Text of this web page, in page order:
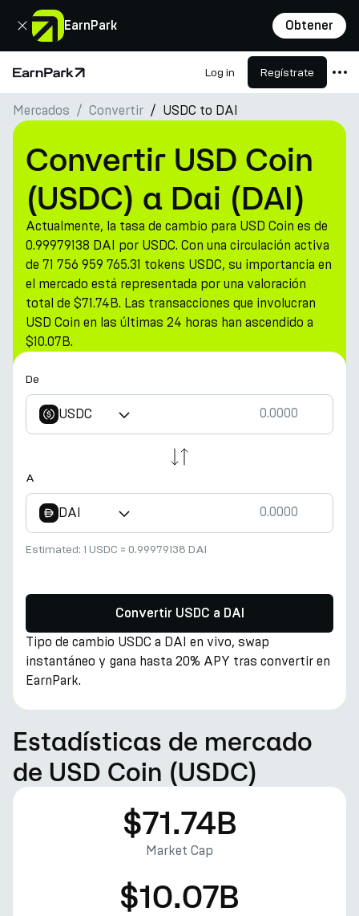
EarnPark Obtener
Cerrar
Página de inicio Log in Regístrate
Productos
Mercados
Calculadoras
PARK Token
Recursos
Compañía
Mercados Convertir USDC to DAI
Convertir USD Coin
(USDC) a Dai (DAI)
Actualmente, la tasa de cambio para USD Coin es de
0.99979138 DAI por USDC. Con una circulación activa
de 71 756 959 765.31 tokens USDC, su importancia en
el mercado está representada por una valoración
total de $71.74B. Las transacciones que involucran
USD Coin en las últimas 24 horas han ascendido a
$10.07B.
De
USDC
A
DAI
Estimated: 1 USDC ≈ 0.99979138 DAI
Convertir USDC a DAI
Tipo de cambio USDC a DAI en vivo, swap
instantáneo y gana hasta 20% APY tras convertir en
EarnPark.
Estadísticas de mercado
de USD Coin (USDC)
$71.74B
Market Cap
$10.07B